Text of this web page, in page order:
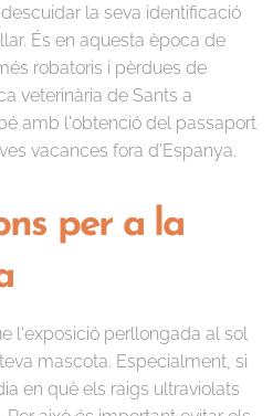
la seva identificació
És en aquesta època de
robatoris i pèrdues de
veterinària de Sants a
amb l'obtenció del passaport
vacances fora d'Espanya.
per a la
l'exposició perllongada al sol
mascota. Especialment, si
en què els raigs ultraviolats